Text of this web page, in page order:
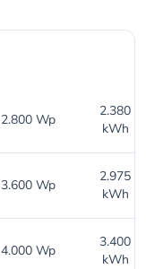
2.800 Wp
2.380
kWh
3.600 Wp
2.975
kWh
4.000 Wp
3.400
kWh